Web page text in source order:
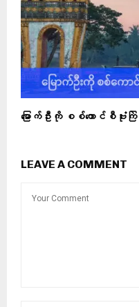
မြောက်ဦးကို စစ်ကောင်စီဗုံး
LEAVE A COMMENT